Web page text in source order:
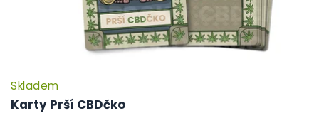
Karty Prší CBDčko
Skladem